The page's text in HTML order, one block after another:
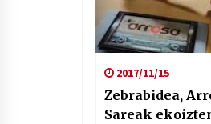
2017/11/15
Zebrabidea,
Sareak